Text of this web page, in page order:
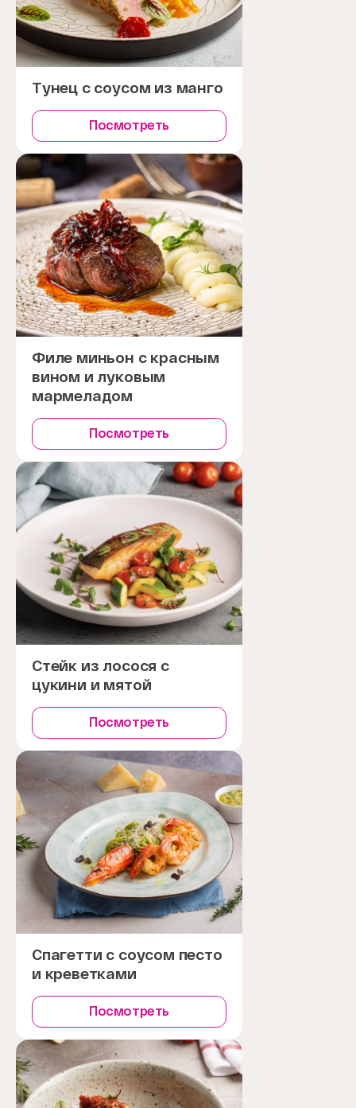
Тунец с соусом из манго
Посмотреть
Филе миньон с красным
вином и луковым
мармеладом
Посмотреть
Стейк из лосося с
цукини и мятой
Посмотреть
Спагетти с соусом песто
и креветками
Посмотреть